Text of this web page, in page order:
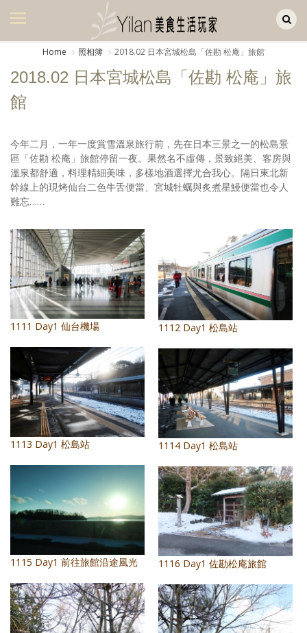
美食集
美飲集
廚房集
旅遊美食集
生活風
書房集
日記簿
餐桌週記
享樂隨手拍
照相簿
影音區
創意出版服務
歷史區
關於Yilan
個人著作
活動實況記錄
媒體報導一覽
Home 照相簿 2018.02 日本宮城松島「佐勘 松庵」旅館
2018.02 日本宮城松島「佐勘 松庵」旅
館
今年二月，一年一度賞雪溫泉旅行前，先在日本三景之一的松島景
區「佐勘 松庵」旅館停留一夜。果然名不虛傳，景致絕美、客房與
溫泉都舒適，料理精細美味，多樣地酒選擇尤合我心。隔日東北新
幹線上的現烤仙台二色牛舌便當、宮城牡蠣與炙煮星鰻便當也令人
難忘……
1111 Day1 仙台機場 1112 Day1 松島站
1113 Day1 松島站 1114 Day1 松島站
1115 Day1 前往旅館沿途風光 1116 Day1 佐勘松庵旅館